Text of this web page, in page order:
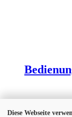
Diese Webseite